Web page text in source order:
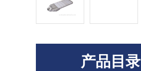
产品目录